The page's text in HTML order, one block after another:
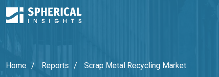
Home Reports Scrap Metal Recycling Market